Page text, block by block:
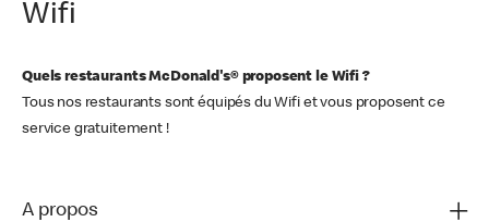
Wifi
Quels restaurants McDonald's® proposent le Wifi ?
Tous nos restaurants sont équipés du Wifi et vous proposent ce
service gratuitement !
A propos